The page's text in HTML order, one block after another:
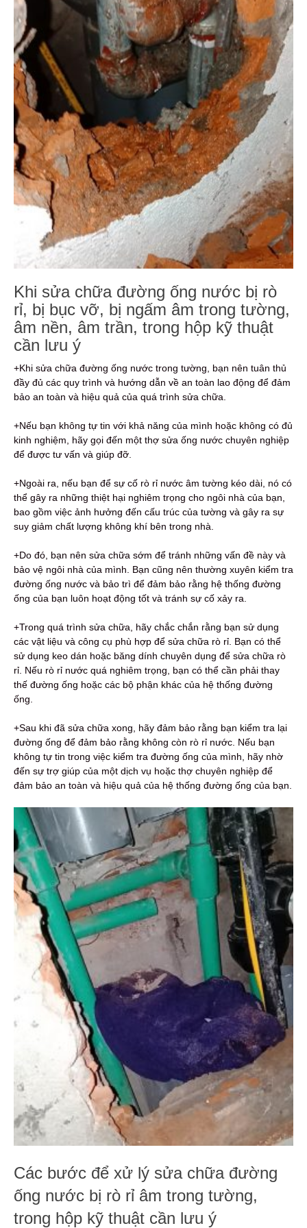
Khi sửa chữa đường ống nước bị rò
rỉ, bị bục vỡ, bị ngấm âm trong tường,
âm nền, âm trần, trong hộp kỹ thuật
cần lưu ý
+Khi sửa chữa đường ống nước trong tường, bạn nên tuân thủ
đầy đủ các quy trình và hướng dẫn về an toàn lao động để đảm
bảo an toàn và hiệu quả của quá trình sửa chữa.
+Nếu bạn không tự tin với khả năng của mình hoặc không có đủ
kinh nghiệm, hãy gọi đến một thợ sửa ống nước chuyên nghiệp
để được tư vấn và giúp đỡ.
+Ngoài ra, nếu bạn để sự cố rò rỉ nước âm tường kéo dài, nó có
thể gây ra những thiệt hại nghiêm trọng cho ngôi nhà của bạn,
bao gồm việc ảnh hưởng đến cấu trúc của tường và gây ra sự
suy giảm chất lượng không khí bên trong nhà.
+Do đó, bạn nên sửa chữa sớm để tránh những vấn đề này và
bảo vệ ngôi nhà của mình. Bạn cũng nên thường xuyên kiểm tra
đường ống nước và bảo trì để đảm bảo rằng hệ thống đường
ống của bạn luôn hoạt động tốt và tránh sự cố xảy ra.
+Trong quá trình sửa chữa, hãy chắc chắn rằng bạn sử dụng
các vật liệu và công cụ phù hợp để sửa chữa rò rỉ. Bạn có thể
sử dụng keo dán hoặc băng dính chuyên dụng để sửa chữa rò
rỉ. Nếu rò rỉ nước quá nghiêm trọng, bạn có thể cần phải thay
thế đường ống hoặc các bộ phận khác của hệ thống đường
ống.
+Sau khi đã sửa chữa xong, hãy đảm bảo rằng bạn kiểm tra lại
đường ống để đảm bảo rằng không còn rò rỉ nước. Nếu bạn
không tự tin trong việc kiểm tra đường ống của mình, hãy nhờ
đến sự trợ giúp của một dịch vụ hoặc thợ chuyên nghiệp để
đảm bảo an toàn và hiệu quả của hệ thống đường ống của bạn.
Các bước để xử lý sửa chữa đường
ống nước bị rò rỉ âm trong tường,
trong hộp kỹ thuật cần lưu ý